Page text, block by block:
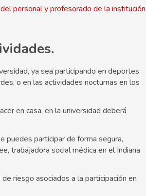
personal y profesorado de la institución
ya sea participando en deportes
o en las actividades nocturnas en los
en casa, en la universidad deberá
puedes participar de forma segura,
trabajadora social médica en el Indiana
riesgo asociados a la participación en